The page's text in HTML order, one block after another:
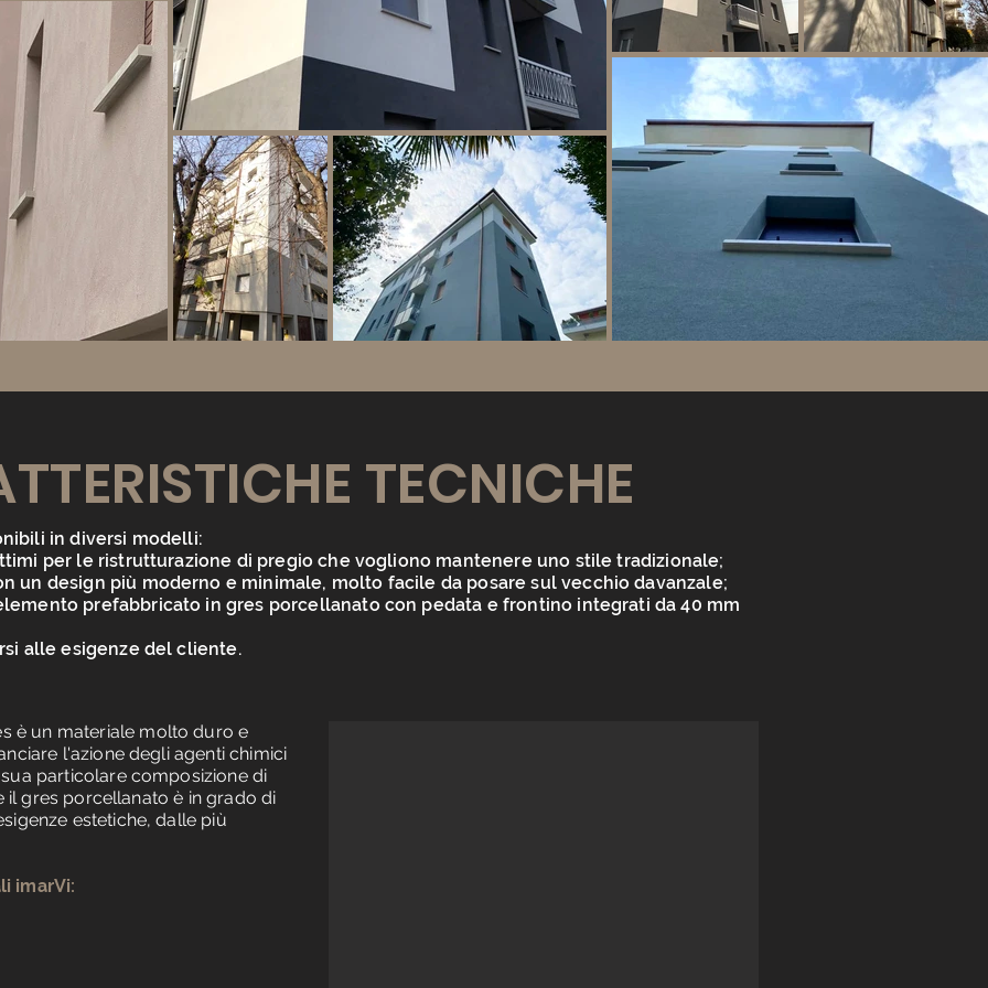
TECNICHE
in diversi modelli:
per le ristrutturazione di pregio che vogliono mantenere uno stile tradizionale;
un design più moderno e minimale, molto facile da posare sul vecchio davanzale;
prefabbricato in gres porcellanato con pedata e frontino integrati da 40 mm
alle esigenze del cliente.
è un materiale molto duro e
l'azione degli agenti chimici
particolare composizione di
gres porcellanato è in grado di
estetiche, dalle più
imarVi: